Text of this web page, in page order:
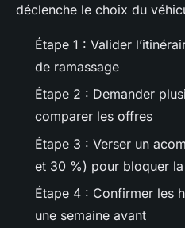
déclenche le choix du
Étape 1 : Valider
de ramassage
Étape 2 : Demander
comparer les offres
Étape 3 : Verser un
et 30 %) pour bloquer
Étape 4 : Confirmer les
une semaine avant